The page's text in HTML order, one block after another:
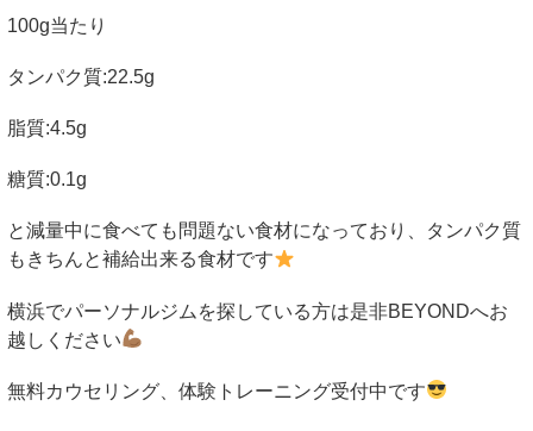
100g当たり
タンパク質:22.5g
脂質:4.5g
糖質:0.1g
と減量中に食べても問題ない食材になっており、タンパク質
もきちんと補給出来る食材です
横浜でパーソナルジムを探している方は是非BEYONDへお
越しください
無料カウセリング、体験トレーニング受付中です